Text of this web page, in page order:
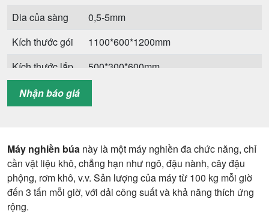
Dia của sàng
0,5-5mm
Kích thước gói
1100*600*1200mm
Kích thước lắp
đặt với lốc xoáy
và động cơ
500*300*600mm
Nhận báo giá
Máy nghiền búa này là một máy nghiền đa chức năng, chỉ
cần vật liệu khô, chẳng hạn như ngô, đậu nành, cây đậu
phộng, rơm khô, v.v. Sản lượng của máy từ 100 kg mỗi giờ
đến 3 tấn mỗi giờ, với dải công suất và khả năng thích ứng
rộng.